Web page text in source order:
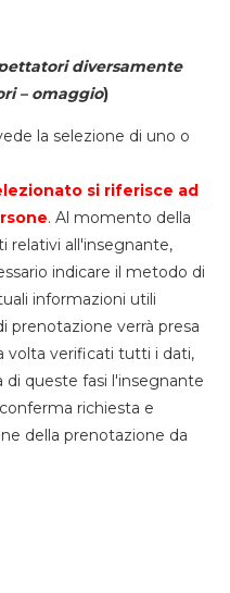
diversamente
– omaggio)
la selezione di uno o
si riferisce ad
. Al momento della
relativi all'insegnante,
indicare il metodo di
informazioni utili
prenotazione verrà presa
volta verificati tutti i dati,
di queste fasi l'insegnante
richiesta e
della prenotazione da